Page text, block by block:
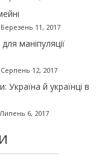
Березень 11, 2017
маніпуляції
Серпень 12, 2017
Україна й українці в
Липень 6, 2017